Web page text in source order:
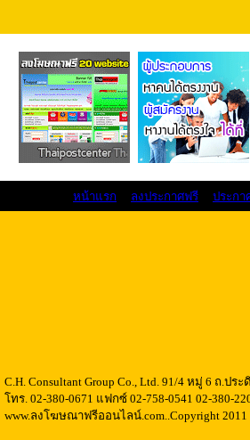
หน้าแรก ลงประกาศฟรี ประก
C.H. Consultant Group Co., Ltd. 91/4 หมู่ 6 ถ.ป
โทร. 02-380-0671 แฟกซ์ 02-758-0541 02-380-
www.ลงโฆษณาฟรีออนไลน์.com..Copyright 2011